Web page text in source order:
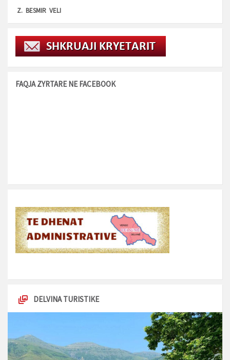
Z. BESMIR VELI
FAQJA ZYRTARE NE FACEBOOK
DELVINA TURISTIKE